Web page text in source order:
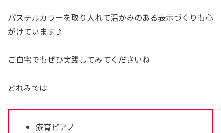
パステルカラーを取り入れて温かみのある表示づくりも心
がけています♪
ご自宅でもぜひ実践してみてくださいね
どれみでは
療育ピアノ